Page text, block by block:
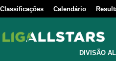
Classificações Calendário
DIVISÃO